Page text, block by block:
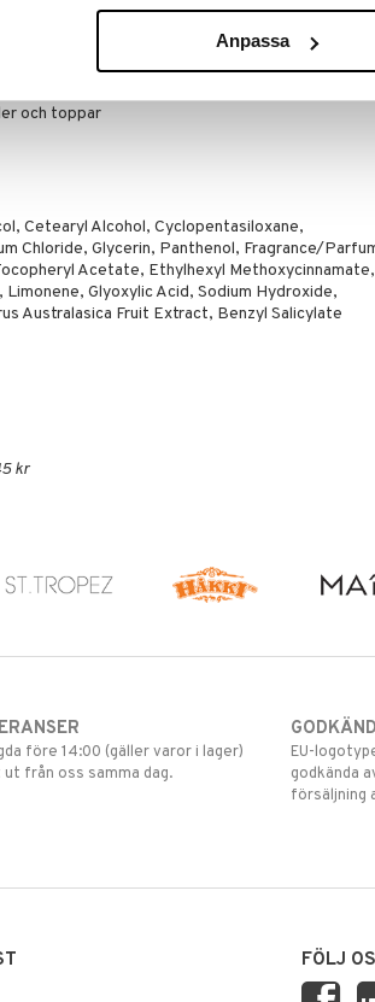
Anpassa
på olika antioxidanter och vitaminer.
och toppar
Cetearyl Alcohol, Cyclopentasiloxane,
Chloride, Glycerin, Panthenol, Fragrance/
Acetate, Ethylhexyl Methoxycinnamate,
Glyoxylic Acid, Sodium Hydroxide,
Australasica Fruit Extract, Benzyl Salicylate
kr
före 14:00 (gäller varor i lager)
från oss samma dag.
EU-
godkända
försäljning
FÖLJ